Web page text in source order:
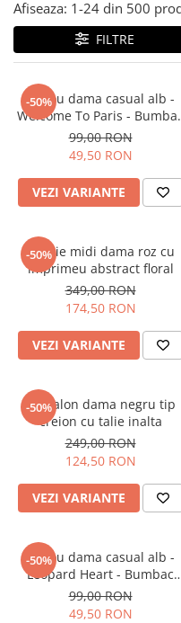
Tricouri si topuri
Rochii de eveniment
Afiseaza: 1-24 din 500
FILTRE
-50%
Tricou dama casual alb -
Welcome To Paris -
Organic
99,00 RON
49,50 RON
VEZI VARIANTE
-50%
Rochie midi dama roz cu
imprimeu abstract floral
349,00 RON
174,50 RON
VEZI VARIANTE
-50%
Pantalon dama negru tip
creion cu talie inalta
249,00 RON
124,50 RON
VEZI VARIANTE
-50%
Tricou dama casual alb -
Leopard Heart - Bumbac
Organic
99,00 RON
49,50 RON